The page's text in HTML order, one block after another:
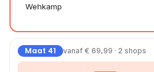
Wehkamp
Maat 41 vanaf € 69,99 · 2 shops